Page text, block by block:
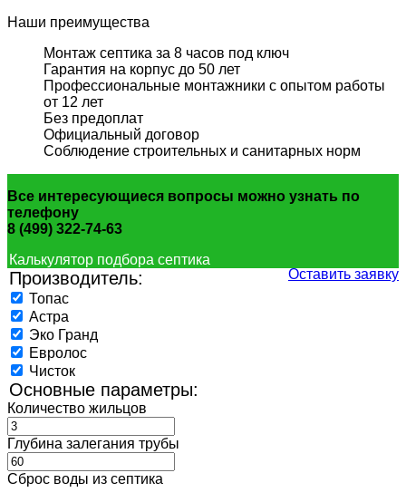
Наши преимущества
Монтаж септика за 8 часов под ключ
Гарантия на корпус до 50 лет
Профессиональные монтажники с опытом работы
от 12 лет
Без предоплат
Официальный договор
Соблюдение строительных и санитарных норм
Все интересующиеся вопросы можно узнать по
телефону
8 (499) 322-74-63
Оставить заявку
Калькулятор подбора септика
Производитель:
Топас
Астра
Эко Гранд
Евролос
Чисток
Основные параметры:
Количество жильцов
Глубина залегания трубы
Сброс воды из септика